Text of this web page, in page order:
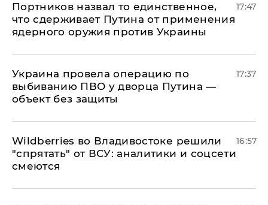
Портников назвал то единственное,
что сдерживает Путина от применения
ядерного оружия против Украины
17:47
Украина провела операцию по
выбиванию ПВО у дворца Путина —
объект без защиты
17:37
Wildberries во Владивостоке решили
"спрятать" от ВСУ: аналитики и соцсети
смеются
16:57